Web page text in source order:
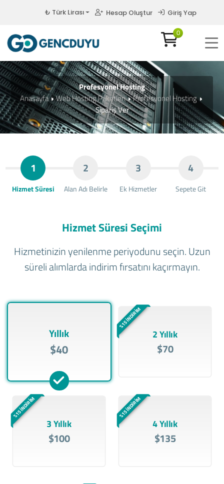
₺ Türk Lirası Hesap Oluştur Giriş Yap
0
Profesyonel Hosting
Anasayfa
Web Hosting Paketleri
Profesyonel Hosting
Sipariş Ver
1
Hizmet Süresi
2
Alan Adı Belirle
3
Ek Hizmetler
4
Sepete Git
Hizmet Süresi Seçimi
Hizmetinizin yenilenme periyodunu seçin. Uzun
süreli alımlarda indirim fırsatını kaçırmayın.
Yıllık
$40
%15 İNDİRİM
2 Yıllık
$70
%15 İNDİRİM
3 Yıllık
$100
%15 İNDİRİM
4 Yıllık
$135